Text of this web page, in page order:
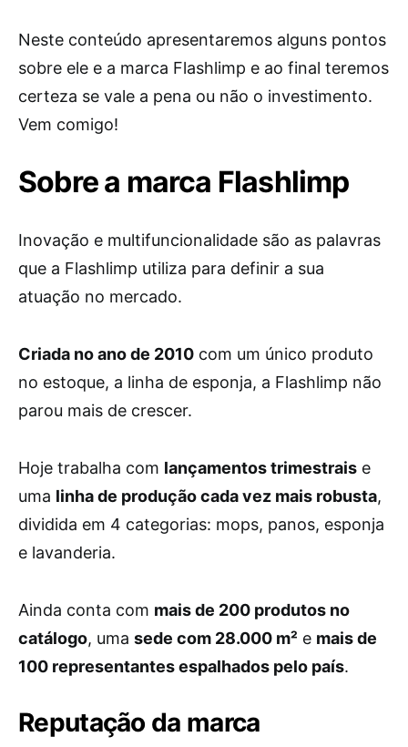
Neste conteúdo apresentaremos alguns pontos
sobre ele e a marca Flashlimp e ao final teremos
certeza se vale a pena ou não o investimento.
Vem comigo!
Sobre a marca Flashlimp
Inovação e multifuncionalidade são as palavras
que a Flashlimp utiliza para definir a sua
atuação no mercado.
Criada no ano de 2010 com um único produto
no estoque, a linha de esponja, a Flashlimp não
parou mais de crescer.
Hoje trabalha com lançamentos trimestrais e
uma linha de produção cada vez mais robusta,
dividida em 4 categorias: mops, panos, esponja
e lavanderia.
Ainda conta com mais de 200 produtos no
catálogo, uma sede com 28.000 m² e mais de
100 representantes espalhados pelo país.
Reputação da marca